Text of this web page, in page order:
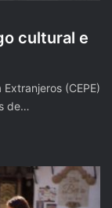
cultural e
(CEPE)
de…